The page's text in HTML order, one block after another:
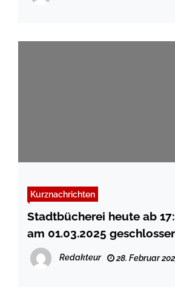
Kurznachrichten
Stadtbücherei heute ab
am 01.03.2025
Redakteur 28. Februar